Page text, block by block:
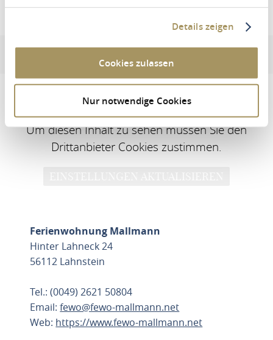
Details zeigen
Cookies zulassen
Nur notwendige Cookies
Ferienwohnung Mallmann
Um diesen Inhalt zu sehen müssen Sie den
Drittanbieter Cookies zustimmen.
Ferienwohnung Mallmann
Hinter Lahneck 24
56112 Lahnstein
Tel.: (0049) 2621 50804
Email:fewo@fewo-mallmann.net
Web: https://www.fewo-mallmann.net